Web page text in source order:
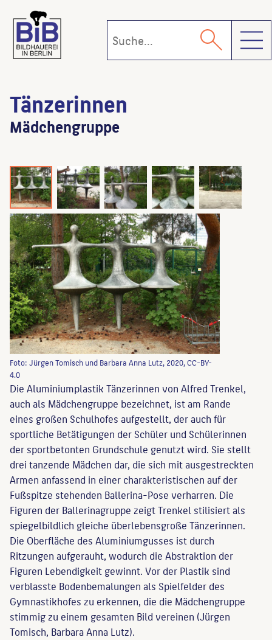
Tänzerinnen
Mädchengruppe
Foto: Jürgen Tomisch und Barbara Anna Lutz, 2020, CC-BY-
4.0
Die Aluminiumplastik Tänzerinnen von Alfred Trenkel,
auch als Mädchengruppe bezeichnet, ist am Rande
eines großen Schulhofes aufgestellt, der auch für
sportliche Betätigungen der Schüler und Schülerinnen
der sportbetonten Grundschule genutzt wird. Sie stellt
drei tanzende Mädchen dar, die sich mit ausgestreckten
Armen anfassend in einer charakteristischen auf der
Fußspitze stehenden Ballerina-Pose verharren. Die
Figuren der Ballerinagruppe zeigt Trenkel stilisiert als
spiegelbildlich gleiche überlebensgroße Tänzerinnen.
Die Oberfläche des Aluminiumgusses ist durch
Ritzungen aufgerauht, wodurch die Abstraktion der
Figuren Lebendigkeit gewinnt. Vor der Plastik sind
verblasste Bodenbemalungen als Spielfelder des
Gymnastikhofes zu erkennen, die die Mädchengruppe
stimmig zu einem gesamten Bild vereinen (Jürgen
Tomisch, Barbara Anna Lutz).